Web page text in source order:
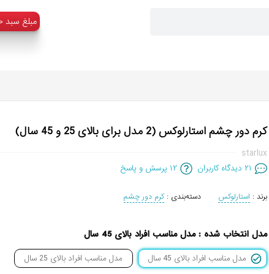
:مبلغ سبد
کرم دور چشم استارلوکس (2 مدل برای بالای 25 و 45 سال)
starlux
۲۱ دیدگاه کاربران ۱۲ پرسش و پاسخ
برند : استارلوکس دسته‌بندی : کرم دور چشم
مدل انتخاب شده :مدل مناسب افراد بالای 45 سال
مدل مناسب افراد بالای 45 سال مدل مناسب افراد بالای 25 سال